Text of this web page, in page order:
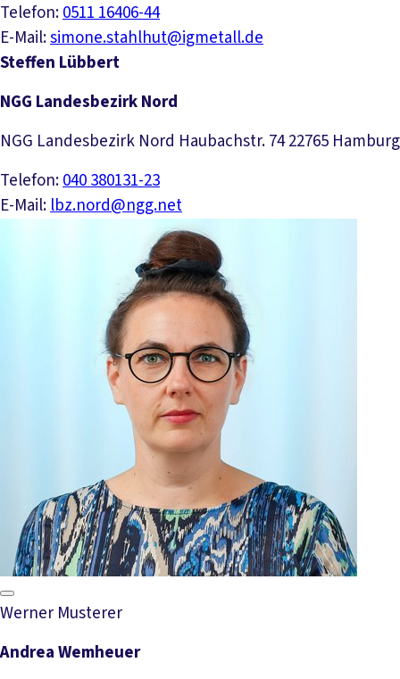
Telefon:0511 16406-44
E-Mail:simone.stahlhut@igmetall.de
Steffen Lübbert
NGG Landesbezirk Nord
NGG Landesbezirk Nord Haubachstr. 74 22765 Hamburg
Telefon:040 380131-23
E-Mail:lbz.nord@ngg.net
Werner Musterer
Andrea Wemheuer